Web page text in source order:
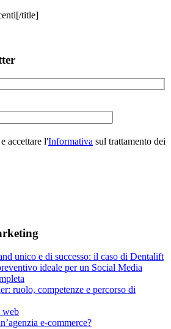
title]
accettare l'Informativa sul trattamento dei
unico e di successo: il caso di Dentalift
ideale per un Social Media
ruolo, competenze e percorso di
web
e-commerce?